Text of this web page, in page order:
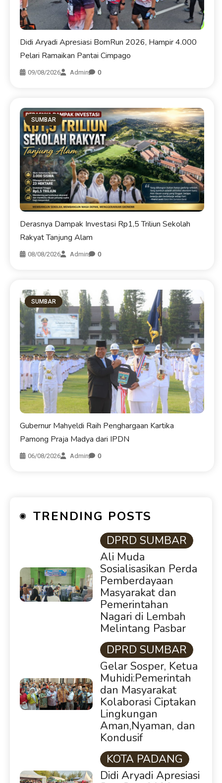
Didi Aryadi Apresiasi BomRun 2026, Hampir 4.000
Pelari Ramaikan Pantai Cimpago
09/08/2026 Admin 0
SUMBAR
Derasnya Dampak Investasi Rp1,5 Triliun Sekolah
Rakyat Tanjung Alam
08/08/2026 Admin 0
SUMBAR
Gubernur Mahyeldi Raih Penghargaan Kartika
Pamong Praja Madya dari IPDN
06/08/2026 Admin 0
TRENDING POSTS
DPRD SUMBAR
Ali Muda
Sosialisasikan Perda
Pemberdayaan
Masyarakat dan
Pemerintahan
Nagari di Lembah
Melintang Pasbar
DPRD SUMBAR
Gelar Sosper, Ketua
Muhidi:Pemerintah
dan Masyarakat
Kolaborasi Ciptakan
Lingkungan
Aman,Nyaman, dan
Kondusif
KOTA PADANG
Didi Aryadi Apresiasi